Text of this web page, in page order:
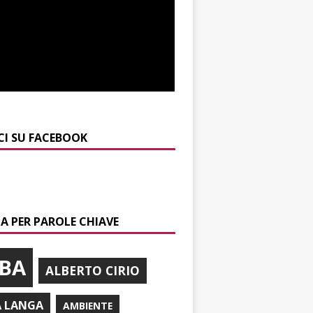
SU FACEBOOK
PER PAROLE CHIAVE
ALBERTO CIRIO
LANGA AMBIENTE